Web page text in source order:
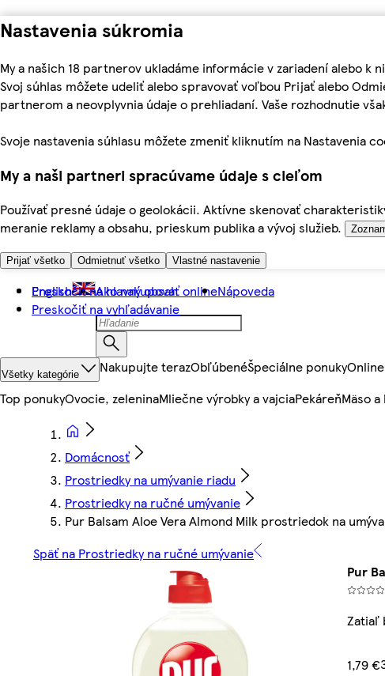
Nastavenia súkromia
My a našich 18 partnerov ukladáme informácie v zariadení alebo
Svoj súhlas môžete udeliť alebo spravovať voľbou Prijať alebo
partnerom a neovplyvnia údaje o prehliadaní. Vaše rozhodnutie
Svoje nastavenia súhlasu môžete zmeniť kliknutím na Nastavenia
My a naši partneri spracúvame údaje s cieľom
Používať presné údaje o geolokácii. Aktívne skenovať
meranie reklamy a obsahu, prieskum publika a vývoj služieb.
Prijať všetko Odmietnuť všetko Vlastné nastavenie
Preskočiť na hlavný obsah
Preskočiť na vyhľadávanie
English Ako nakupovať onlineNápoveda
Všetky kategórie Nakupujte terazObľúbenéŠpeciálne ponuky
Top ponukyOvocie, zeleninaMliečne výrobky a vajciaPekáreňMäso
Domácnosť
Prostriedky na umývanie riadu
Prostriedky na ručné umývanie
Pur Balsam Aloe Vera Almond Milk prostriedok na
Späť na Prostriedky na ručné umývanie
Pur
Zatiaľ
1,79 €